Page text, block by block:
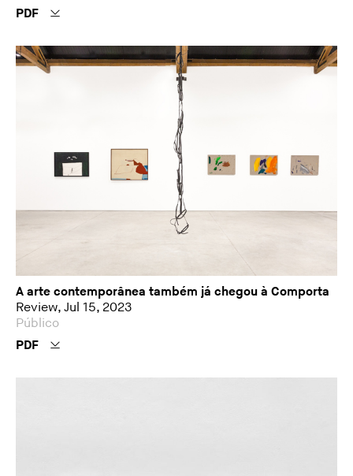
PDF
A arte contemporânea também já chegou à Comporta
Review, Jul 15, 2023
Público
PDF